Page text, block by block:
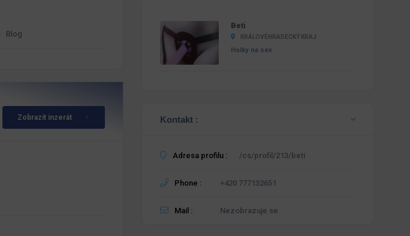
Blog
Zobrazit inzerát
Beti
KRÁLOVÉHRADECKÝ KRAJ
Holky na sex
Kontakt :
Adresa profilu : /cs/profil/213/beti
Phone : +420 777132651
Mail : Nezobrazuje se